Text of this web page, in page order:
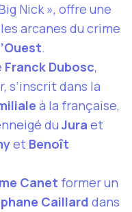
Nick », offre une
arcanes du crime
.
Franck Dubosc,
s’inscrit dans la
à la française,
du Jura et
et Benoît
Canet former un
Caillard dans